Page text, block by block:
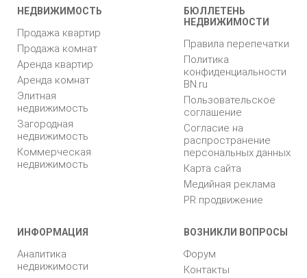
НЕДВИЖИМОСТЬ
Продажа квартир
Продажа комнат
Аренда квартир
Аренда комнат
Элитная
недвижимость
Загородная
недвижимость
Коммерческая
недвижимость
БЮЛЛЕТЕНЬ
НЕДВИЖИМОСТИ
Правила перепечатки
Политика
конфиденциальности
BN.ru
Пользовательское
соглашение
Согласие на
распространение
персональных данных
Карта сайта
Медийная реклама
PR продвижение
ИНФОРМАЦИЯ
Аналитика
недвижимости
ВОЗНИКЛИ ВОПРОСЫ
Форум
Контакты